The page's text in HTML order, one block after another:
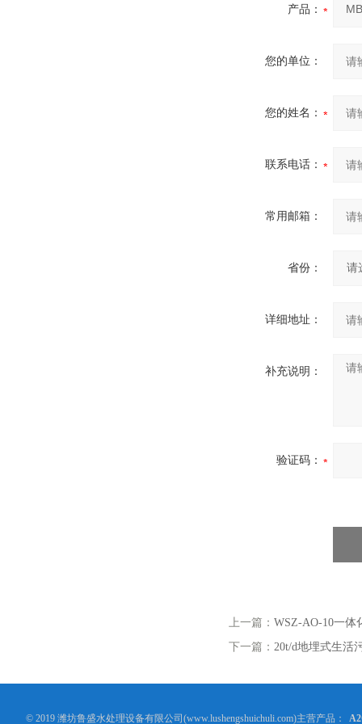
产品：
您的单位：
您的姓名：
联系电话：
常用邮箱：
省份：
详细地址：
补充说明：
验证码：
上一篇： WSZ-AO-10一体
下一篇： 20t/d地埋式生活
© 2019 潍坊鲁盛水处理设备有限公司(www.lushengshuichuli.com)主营产品：